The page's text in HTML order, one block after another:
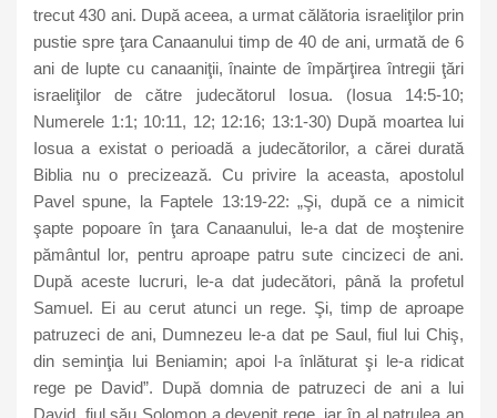
trecut 430 ani. După aceea, a urmat călătoria israeliţilor prin
pustie spre ţara Canaanului timp de 40 de ani, urmată de 6
ani de lupte cu canaaniţii, înainte de împărţirea întregii ţări
israeliţilor de către judecătorul Iosua. (Iosua 14:5-10;
Numerele 1:1; 10:11, 12; 12:16; 13:1-30) După moartea lui
Iosua a existat o perioadă a judecătorilor, a cărei durată
Biblia nu o precizează. Cu privire la aceasta, apostolul
Pavel spune, la Faptele 13:19-22: „Şi, după ce a nimicit
şapte popoare în ţara Canaanului, le-a dat de moştenire
pământul lor, pentru aproape patru sute cincizeci de ani.
După aceste lucruri, le-a dat judecători, până la profetul
Samuel. Ei au cerut atunci un rege. Şi, timp de aproape
patruzeci de ani, Dumnezeu le-a dat pe Saul, fiul lui Chiş,
din seminţia lui Beniamin; apoi l-a înlăturat şi le-a ridicat
rege pe David”. După domnia de patruzeci de ani a lui
David, fiul său Solomon a devenit rege, iar în al patrulea an